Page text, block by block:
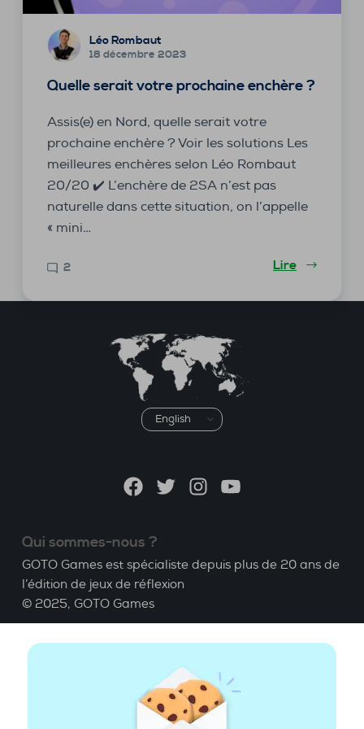
Léo Rombaut
18 décembre 2023
Quelle serait votre prochaine enchère ?
Assis(e) en Nord, quelle serait votre
prochaine enchère ? Voir les solutions Les
meilleures enchères selon Léo Rombaut
20/20 ✔️ L’enchère de 2SA n’est pas
naturelle dans cette situation, on l’appelle
« mini…
2 Lire
Choisir
une
FacebookTwitterInstagramYouTube
Qui sommes-nous ?
GOTO Games est spécialiste depuis plus de 20 ans de
l’édition de jeux de réflexion
© 2025, GOTO Games
A propos
Apprendre le Bridge
CGU|Mentions légales